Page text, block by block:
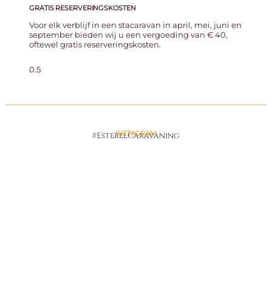
GRATIS RESERVERINGSKOSTEN
Voor elk verblijf in een stacaravan in april, mei, juni en
september bieden wij u een vergoeding van € 40,
oftewel gratis reserveringskosten.
INSTAGRAM
#EsterelCaravaning